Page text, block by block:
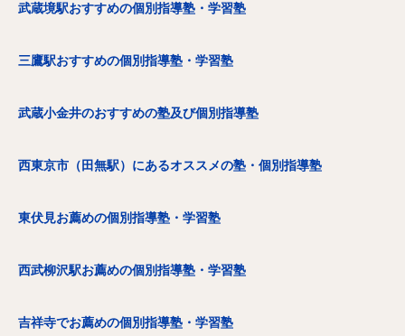
武蔵境駅おすすめの個別指導塾・学習塾
三鷹駅おすすめの個別指導塾・学習塾
武蔵小金井のおすすめの塾及び個別指導塾
西東京市（田無駅）にあるオススメの塾・個別指導塾
東伏見お薦めの個別指導塾・学習塾
西武柳沢駅お薦めの個別指導塾・学習塾
吉祥寺でお薦めの個別指導塾・学習塾